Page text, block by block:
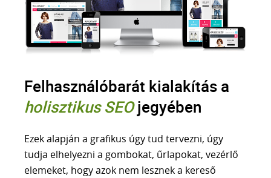
Felhasználóbarát kialakítás a
holisztikus SEOjegyében
Ezek alapján a grafikus úgy tud tervezni, úgy
tudja elhelyezni a gombokat, űrlapokat, vezérlő
elemeket, hogy azok nem lesznek a kereső